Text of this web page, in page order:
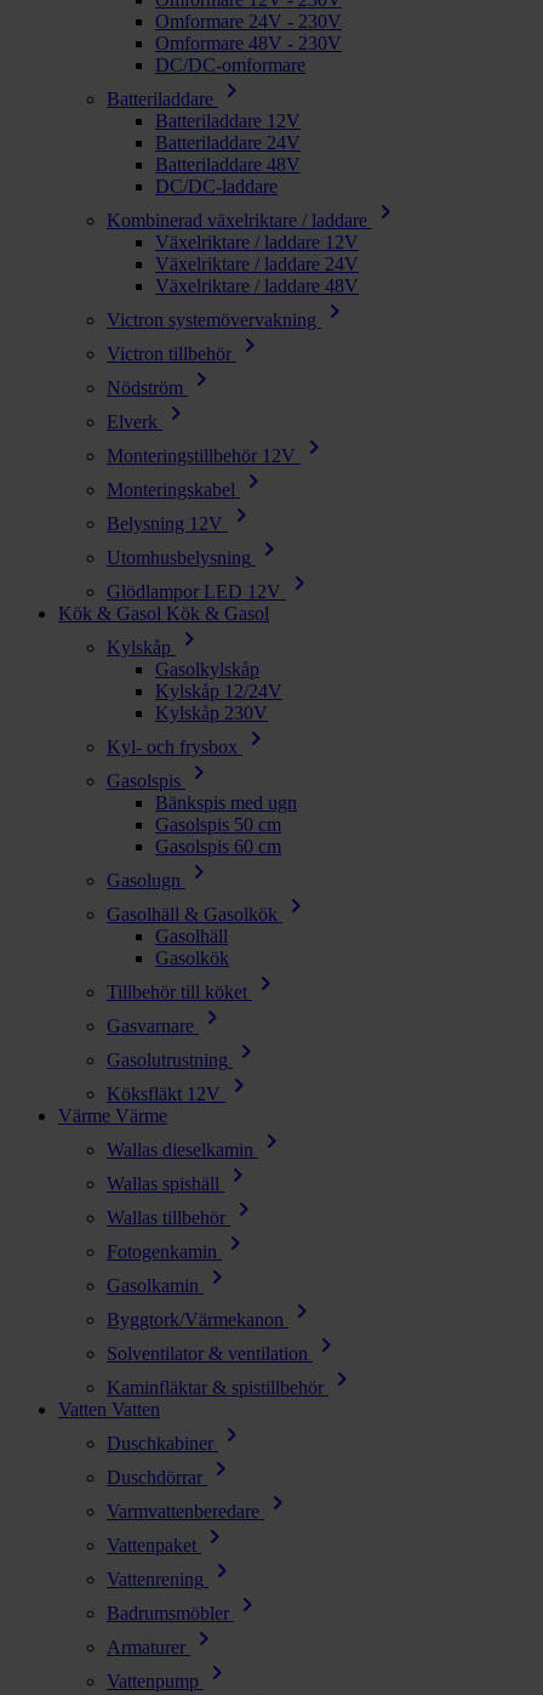
Omformare 24V - 230V
Omformare 48V - 230V
DC/DC-omformare
Batteriladdare
chevron_right
Batteriladdare 12V
Batteriladdare 24V
Batteriladdare 48V
DC/DC-laddare
Kombinerad växelriktare / laddare
chevron_right
Växelriktare / laddare 12V
Växelriktare / laddare 24V
Växelriktare / laddare 48V
Victron systemövervakning
chevron_right
Victron tillbehör chevron_right
Nödström chevron_right
Elverk chevron_right
Monteringstillbehör 12V chevron_right
Monteringskabel chevron_right
Belysning 12V chevron_right
Utomhusbelysning chevron_right
Glödlampor LED 12V chevron_right
Kök & Gasol Kök & Gasol
Kylskåp
chevron_right
Gasolkylskåp
Kylskåp 12/24V
Kylskåp 230V
Kyl- och frysbox
chevron_right
Gasolspis chevron_right
Bänkspis med ugn
Gasolspis 50 cm
Gasolspis 60 cm
Gasolugn
chevron_right
Gasolhäll & Gasolkök chevron_right
Gasolhäll
Gasolkök
Tillbehör till köket
chevron_right
Gasvarnare chevron_right
Gasolutrustning chevron_right
Köksfläkt 12V chevron_right
Värme Värme
Wallas dieselkamin
chevron_right
Wallas spishäll chevron_right
Wallas tillbehör chevron_right
Fotogenkamin chevron_right
Gasolkamin chevron_right
Byggtork/Värmekanon chevron_right
Solventilator & ventilation chevron_right
Kaminfläktar & spistillbehör chevron_right
Vatten Vatten
Duschkabiner
chevron_right
Duschdörrar chevron_right
Varmvattenberedare chevron_right
Vattenpaket chevron_right
Vattenrening chevron_right
Badrumsmöbler chevron_right
Armaturer chevron_right
Vattenpump chevron_right